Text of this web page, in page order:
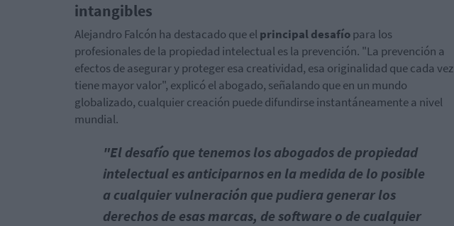
intangibles
Alejandro Falcón ha destacado que elprincipal desafíopara los
profesionales de la propiedad intelectual es la prevención. "La prevención a
efectos de asegurar y proteger esa creatividad, esa originalidad que cada vez
tiene mayor valor", explicó el abogado, señalando que en un mundo
globalizado, cualquier creación puede difundirse instantáneamente a nivel
mundial.
"El desafío que tenemos los abogados de propiedad
intelectual es anticiparnos en la medida de lo posible
a cualquier vulneración que pudiera generar los
derechos de esas marcas, de software o de cualquier